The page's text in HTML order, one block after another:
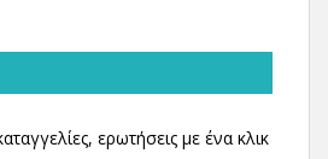
ερωτήσεις με ένα κλικ